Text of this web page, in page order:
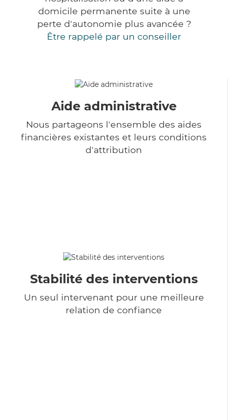
domicile permanente suite à une
perte d'autonomie plus avancée ?
Être rappelé par un conseiller
Aide administrative
Nous partageons l'ensemble des aides
financières existantes et leurs conditions
d'attribution
Stabilité des interventions
Un seul intervenant pour une meilleure
relation de confiance